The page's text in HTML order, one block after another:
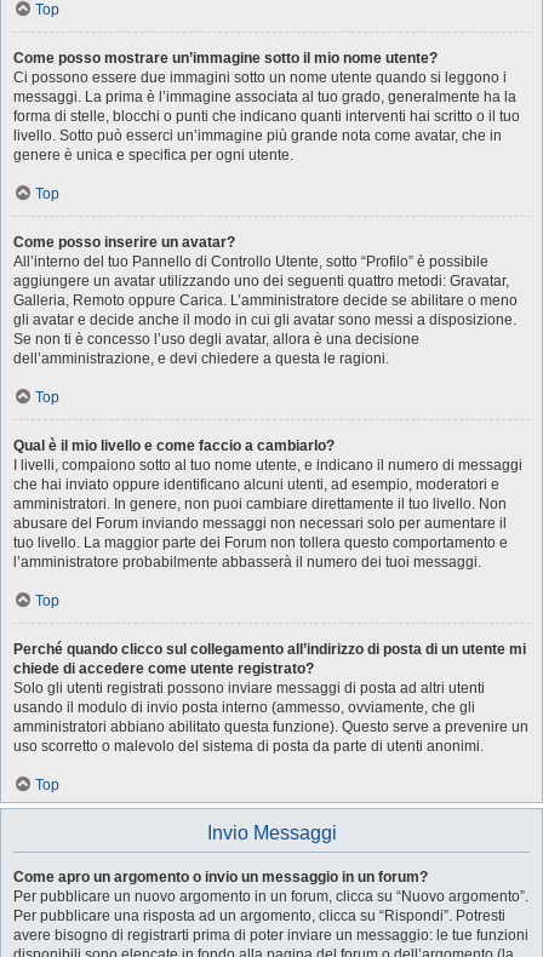
Top
Come posso mostrare un’immagine sotto il mio nome utente?
Ci possono essere due immagini sotto un nome utente quando si leggono i
messaggi. La prima è l’immagine associata al tuo grado, generalmente ha la
forma di stelle, blocchi o punti che indicano quanti interventi hai scritto o il tuo
livello. Sotto può esserci un’immagine più grande nota come avatar, che in
genere è unica e specifica per ogni utente.
Top
Come posso inserire un avatar?
All’interno del tuo Pannello di Controllo Utente, sotto “Profilo” è possibile
aggiungere un avatar utilizzando uno dei seguenti quattro metodi: Gravatar,
Galleria, Remoto oppure Carica. L’amministratore decide se abilitare o meno
gli avatar e decide anche il modo in cui gli avatar sono messi a disposizione.
Se non ti è concesso l’uso degli avatar, allora è una decisione
dell’amministrazione, e devi chiedere a questa le ragioni.
Top
Qual è il mio livello e come faccio a cambiarlo?
I livelli, compaiono sotto al tuo nome utente, e indicano il numero di messaggi
che hai inviato oppure identificano alcuni utenti, ad esempio, moderatori e
amministratori. In genere, non puoi cambiare direttamente il tuo livello. Non
abusare del Forum inviando messaggi non necessari solo per aumentare il
tuo livello. La maggior parte dei Forum non tollera questo comportamento e
l’amministratore probabilmente abbasserà il numero dei tuoi messaggi.
Top
Perché quando clicco sul collegamento all’indirizzo di posta di un utente mi
chiede di accedere come utente registrato?
Solo gli utenti registrati possono inviare messaggi di posta ad altri utenti
usando il modulo di invio posta interno (ammesso, ovviamente, che gli
amministratori abbiano abilitato questa funzione). Questo serve a prevenire un
uso scorretto o malevolo del sistema di posta da parte di utenti anonimi.
Top
Invio Messaggi
Come apro un argomento o invio un messaggio in un forum?
Per pubblicare un nuovo argomento in un forum, clicca su “Nuovo argomento”.
Per pubblicare una risposta ad un argomento, clicca su “Rispondi”. Potresti
avere bisogno di registrarti prima di poter inviare un messaggio: le tue funzioni